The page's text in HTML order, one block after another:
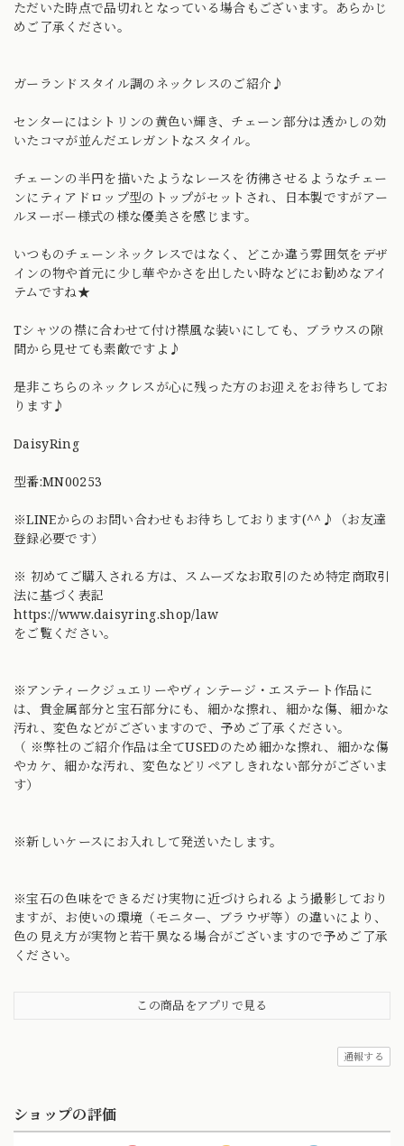
ただいた時点で品切れとなっている場合もございます。あらかじ
めご了承ください。
ガーランドスタイル調のネックレスのご紹介♪
センターにはシトリンの黄色い輝き、チェーン部分は透かしの効
いたコマが並んだエレガントなスタイル。
チェーンの半円を描いたようなレースを彷彿させるようなチェー
ンにティアドロップ型のトップがセットされ、日本製ですがアー
ルヌーボー様式の様な優美さを感じます。
いつものチェーンネックレスではなく、どこか違う雰囲気をデザ
インの物や首元に少し華やかさを出したい時などにお勧めなアイ
テムですね★
Tシャツの襟に合わせて付け襟風な装いにしても、ブラウスの隙
間から見せても素敵ですよ♪
是非こちらのネックレスが心に残った方のお迎えをお待ちしてお
ります♪
DaisyRing
型番:MN00253
※LINEからのお問い合わせもお待ちしております(^^♪（お友達
登録必要です）
※ 初めてご購入される方は、スムーズなお取引のため特定商取引
法に基づく表記
https://www.daisyring.shop/law
をご覧ください。
※アンティークジュエリーやヴィンテージ・エステート作品に
は、貴金属部分と宝石部分にも、細かな擦れ、細かな傷、細かな
汚れ、変色などがございますので、予めご了承ください。
（ ※弊社のご紹介作品は全てUSEDのため細かな擦れ、細かな傷
やカケ、細かな汚れ、変色などリペアしきれない部分がございま
す）
※新しいケースにお入れして発送いたします。
※宝石の色味をできるだけ実物に近づけられるよう撮影しており
ますが、お使いの環境（モニター、ブラウザ等）の違いにより、
色の見え方が実物と若干異なる場合がございますので予めご了承
ください。
この商品をアプリで見る
通報する
ショップの評価